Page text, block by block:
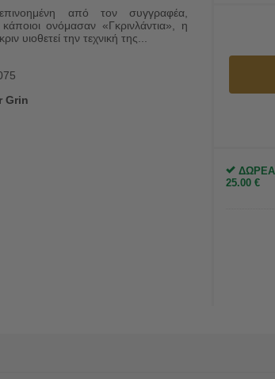
από τον συγγραφέα,
ονόμασαν «Γκρινλάντια», η
υιοθετεί την τεχνική της...
Grin
25.00 €